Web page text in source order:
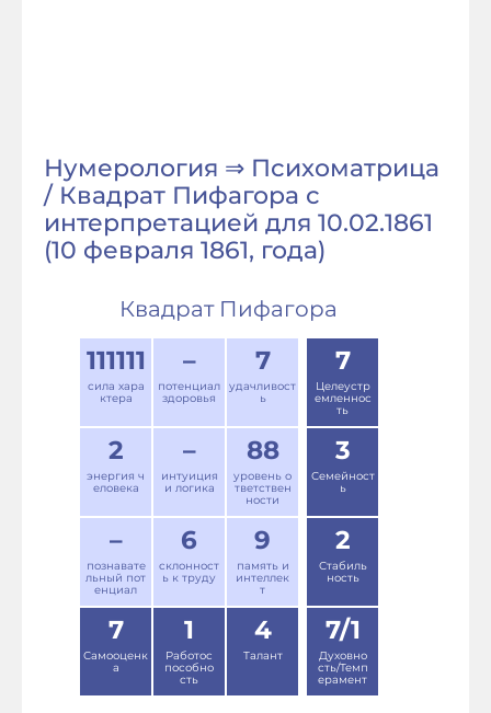
Нумерология ⇒ Психоматрица
/ Квадрат Пифагора с
интерпретацией для 10.02.1861
(10 февраля 1861, года)
Квадрат Пифагора
111111
сила хара
ктера
–
потенциал
здоровья
7
удачливост
ь
2
энергия ч
еловека
–
интуиция
и логика
88
уровень о
тветствен
ности
–
познавате
льный пот
енциал
6
склонност
ь к труду
9
память и
интеллек
т
7
Целеустр
емленнос
ть
3
Семейност
ь
2
Стабиль
ность
7
Самооценк
а
1
Работос
пособно
сть
4
Талант
7/1
Духовно
сть/Темп
ерамент